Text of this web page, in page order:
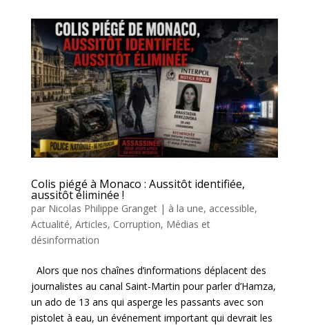
Colis piégé à Monaco : Aussitôt identifiée,
aussitôt éliminée !
par Nicolas Philippe Granget| à la une, accessible,
Actualité, Articles, Corruption, Médias et
désinformation
Alors que nos chaînes d’informations déplacent des
journalistes au canal Saint-Martin pour parler d’Hamza,
un ado de 13 ans qui asperge les passants avec son
pistolet à eau, un événement important qui devrait les